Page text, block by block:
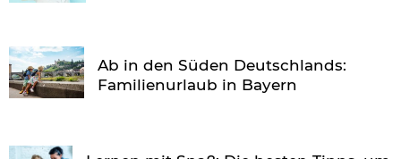
Ab in den Süden Deutschlands:
Familienurlaub in Bayern